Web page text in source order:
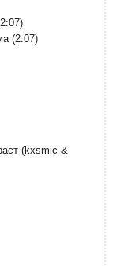
(2:07)
(kxsmic &